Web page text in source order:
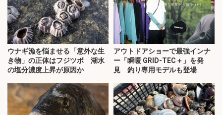
ウナギ漁を悩ませる「意外な生
き物」の正体はフジツボ 湖水
の塩分濃度上昇が原因か
アウトドアショーで最強インナ
ー「瞬暖 GRID-TEC＋」を発
見 釣り専用モデルも登場